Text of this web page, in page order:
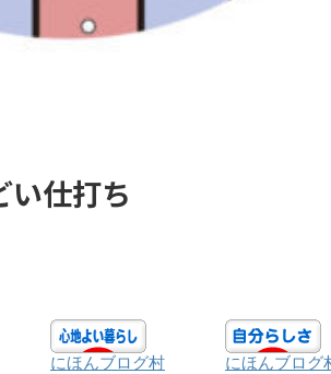
い仕打ち
にほんブログ村 にほんブログ